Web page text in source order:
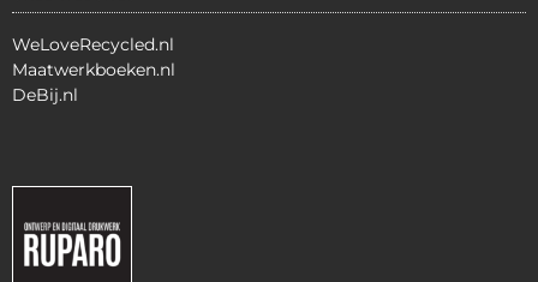
WeLoveRecycled.nl
Maatwerkboeken.nl
DeBij.nl